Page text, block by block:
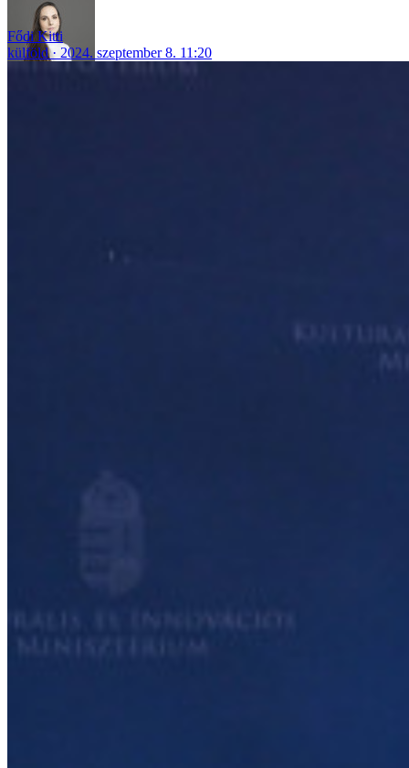
Fődi Kitti
külföld
2024. szeptember 8. 11:20